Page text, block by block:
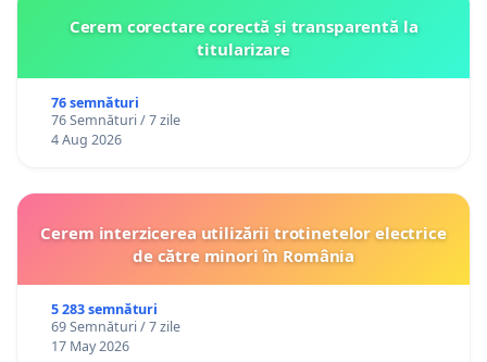
Va mulțumim!
Cerem corectare corectă și transparentă la
titularizare
76 semnături
76 Semnături / 7 zile
4 Aug 2026
Cerem interzicerea utilizării trotinetelor electrice
de către minori în România
5 283 semnături
69 Semnături / 7 zile
17 May 2026